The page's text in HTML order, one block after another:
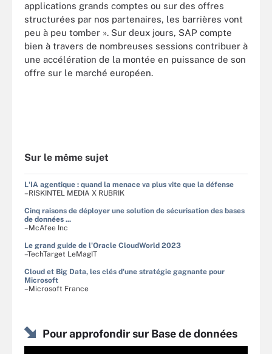
applications grands comptes ou sur des offres
structurées par nos partenaires, les barrières vont
peu à peu tomber ». Sur deux jours, SAP compte
bien à travers de nombreuses sessions contribuer à
une accélération de la montée en puissance de son
offre sur le marché européen.
Sur le même sujet
L'IA agentique : quand la menace va plus vite que la défense
–RISKINTEL MEDIA X RUBRIK
Cinq raisons de déployer une solution de sécurisation des bases
de données ...
–McAfee Inc
Le grand guide de l'Oracle CloudWorld 2023
–TechTarget LeMagIT
Cloud et Big Data, les clés d'une stratégie gagnante pour
Microsoft
–Microsoft France
Pour approfondir sur Base de données